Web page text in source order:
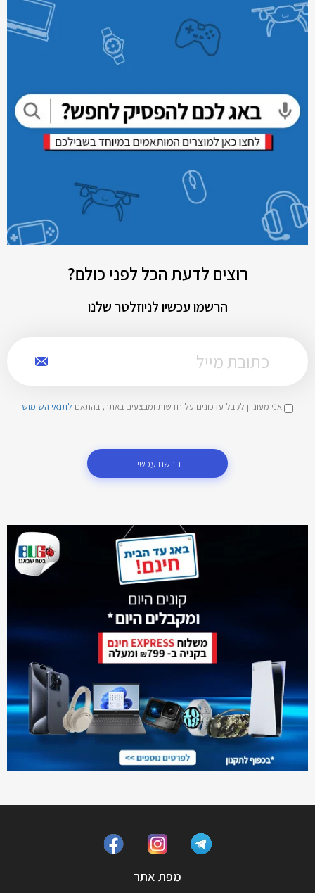
רוצים לדעת הכל לפני כולם?
הרשמו עכשיו לניוזלטר שלנו
אני מעוניין לקבל עדכונים על חדשות ומבצעים באתר, בהתאם לתנאי השימוש
הרשם עכשיו
מפת אתר